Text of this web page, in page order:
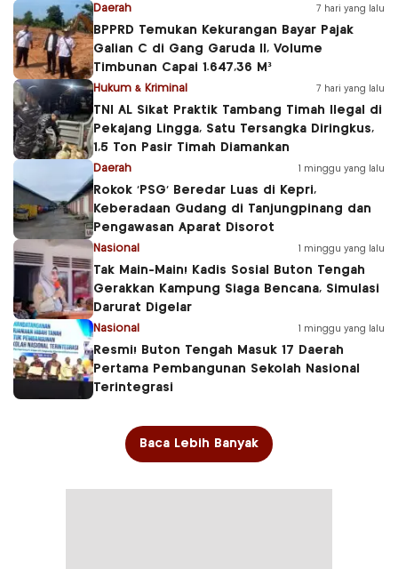
Daerah 7 hari yang lalu
BPPRD Temukan Kekurangan Bayar Pajak
Galian C di Gang Garuda II, Volume
Timbunan Capai 1.647,36 M³
Hukum & Kriminal 7 hari yang lalu
TNI AL Sikat Praktik Tambang Timah Ilegal di
Pekajang Lingga, Satu Tersangka Diringkus,
1,5 Ton Pasir Timah Diamankan
Daerah 1 minggu yang lalu
Rokok ‘PSG’ Beredar Luas di Kepri,
Keberadaan Gudang di Tanjungpinang dan
Pengawasan Aparat Disorot
Nasional 1 minggu yang lalu
Tak Main-Main! Kadis Sosial Buton Tengah
Gerakkan Kampung Siaga Bencana, Simulasi
Darurat Digelar
Nasional 1 minggu yang lalu
Resmi! Buton Tengah Masuk 17 Daerah
Pertama Pembangunan Sekolah Nasional
Terintegrasi
Baca Lebih Banyak